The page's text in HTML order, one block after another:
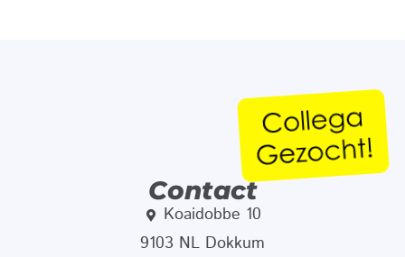
Contact
Koaidobbe 10
9103 NL Dokkum